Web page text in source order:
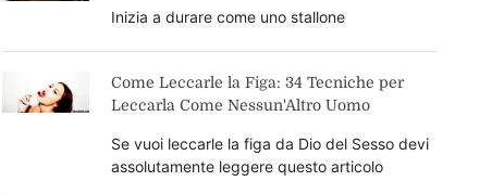
Inizia a durare come uno stallone
Come Leccarle la Figa: 34 Tecniche per
Leccarla Come Nessun'Altro Uomo
Se vuoi leccarle la figa da Dio del Sesso devi
assolutamente leggere questo articolo